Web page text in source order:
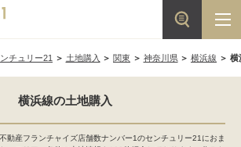
チュリー21 土地購入 関東 神奈川県 横浜線 横
横浜線の土地購入
動産フランチャイズ店舗数ナンバー1のセンチュリー21におま